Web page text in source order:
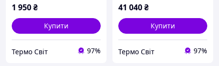
1 950₴
Купити
Термо Свiт 97%
41 040₴
Купити
Термо Свiт 97%